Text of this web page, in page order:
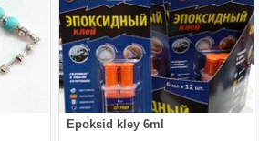
Epoksid kley 6ml